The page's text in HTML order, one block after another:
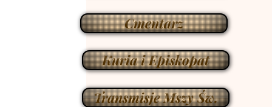
Cmentarz
Kuria i Episkopat
Transmisje Mszy Św.